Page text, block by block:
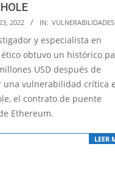
2022 IN: VULNERABILIDADES
y especialista en
obtuvo un histórico
USD después de
una vulnerabilidad crítica
el contrato de puente
Ethereum.
LEER